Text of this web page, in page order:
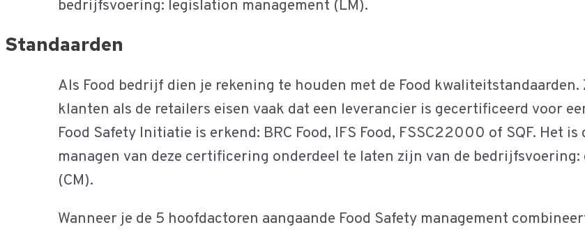
bedrijfsvoering: legislation management (LM).
Standaarden
Als Food bedrijf dien je rekening te houden met de Food
klanten als de retailers eisen vaak dat een leverancier is gecertificeerd voor
Food Safety Initiatie is erkend: BRC Food, IFS Food, FSSC22000 of SQF. Het
managen van deze certificering onderdeel te laten zijn van de
(CM).
Wanneer je de 5 hoofdactoren aangaande Food Safety management